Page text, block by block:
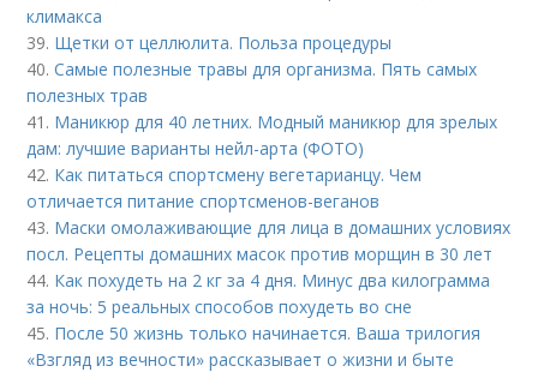
климакса
39. Щетки от целлюлита. Польза процедуры
40.Самые полезные травы для организма. Пять самых
полезных трав
41. Маникюр для 40 летних. Модный маникюр для зрелых
дам: лучшие варианты нейл-арта (ФОТО)
42. Как питаться спортсмену вегетарианцу. Чем
отличается питание спортсменов-веганов
43. Маски омолаживающие для лица в домашних условиях
посл. Рецепты домашних масок против морщин в 30 лет
44. Как похудеть на 2 кг за 4 дня. Минус два килограмма
за ночь: 5 реальных способов похудеть во сне
45. После 50 жизнь только начинается. Ваша трилогия
«Взгляд из вечности» рассказывает о жизни и быте